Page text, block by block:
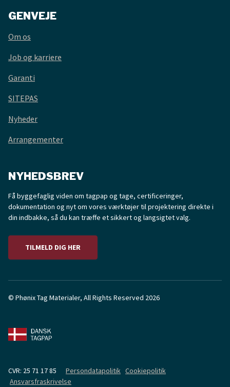
GENVEJE
Om os
Job og karriere
Garanti
SITEPAS
Nyheder
Arrangementer
NYHEDSBREV
Få byggefaglig viden om tagpap og tage, certificeringer,
dokumentation og nyt om vores værktøjer til projektering direkte i
din indbakke, så du kan træffe et sikkert og langsigtet valg.
TILMELD DIG HER
© Phønix Tag Materialer, All Rights Reserved 2026
CVR: 25 71 17 85 Persondatapolitik Cookiepolitik
Ansvarsfraskrivelse